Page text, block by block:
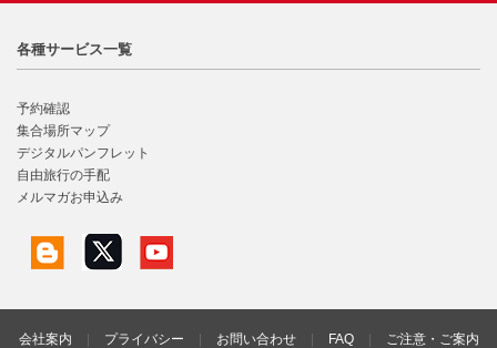
各種サービス一覧
予約確認
集合場所マップ
デジタルパンフレット
自由旅行の手配
メルマガお申込み
会社案内 プライバシー お問い合わせ FAQ ご注意・ご案内